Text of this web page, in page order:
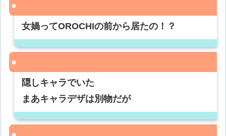
女媧ってOROCHIの前から居たの！？
隠しキャラでいた
まあキャラデザは別物だが